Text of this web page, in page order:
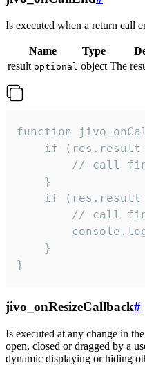
Is executed when a return call
Name Type
result optional object The
function
if (res.result
// call
    }
if (res.result
// call
    }
}
jivo_onResizeCallback#
Is executed at any change in
open, closed or dragged by a
dynamic displaying or hiding